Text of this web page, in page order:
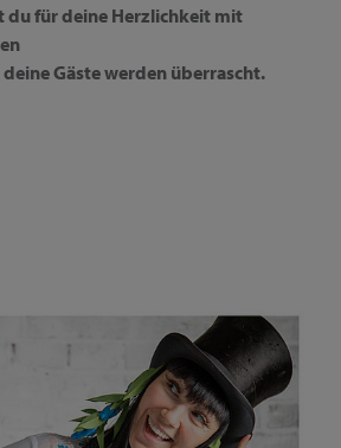
du für deine Herzlichkeit mit
Gäste werden überrascht.